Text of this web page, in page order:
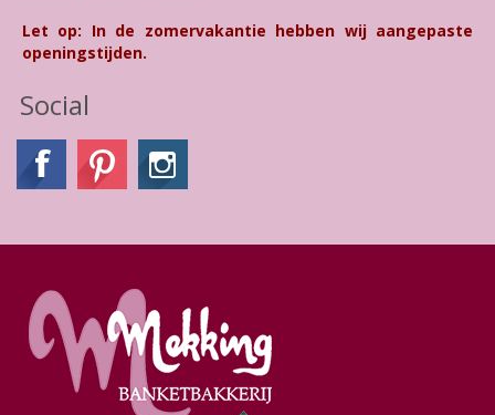
Let op: In de zomervakantie hebben wij aangepaste
openingstijden.
Social